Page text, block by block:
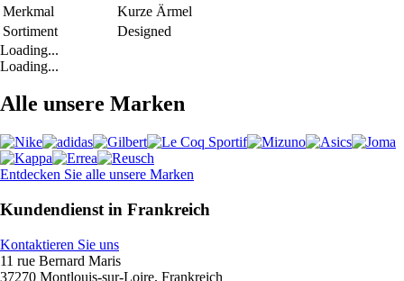
Merkmal
Kurze Ärmel
Sortiment
Designed
Loading...
Loading...
Alle unsere Marken
Entdecken Sie alle unsere Marken
Kundendienst in Frankreich
Kontaktieren Sie uns
11 rue Bernard Maris
37270 Montlouis-sur-Loire, Frankreich